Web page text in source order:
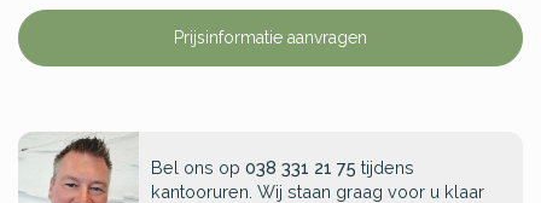
Prijsinformatie aanvragen
Bel ons op 038 331 21 75 tijdens
kantooruren. Wij staan graag voor u klaar